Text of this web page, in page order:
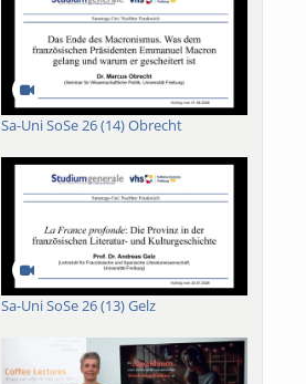
Sa-Uni SoSe 26 (14) Obrecht
Sa-Uni SoSe 26 (13) Gelz